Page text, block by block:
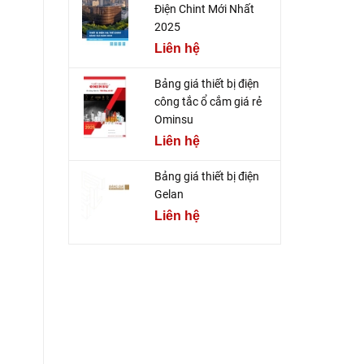
Điện Chint Mới Nhất
2025
Liên hệ
Bảng giá thiết bị điện
công tắc ổ cắm giá rẻ
Ominsu
Liên hệ
Bảng giá thiết bị điện
Gelan
Liên hệ